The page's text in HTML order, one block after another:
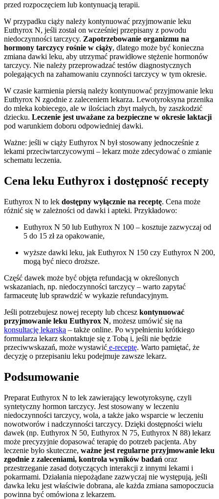
przed rozpoczęciem lub kontynuacją terapii.
W przypadku ciąży należy kontynuować przyjmowanie leku
Euthyrox N, jeśli został on wcześniej przepisany z powodu
niedoczynności tarczycy. Zapotrzebowanie organizmu na
hormony tarczycy rośnie w ciąży, dlatego może być konieczna
zmiana dawki leku, aby utrzymać prawidłowe stężenie hormonów
tarczycy. Nie należy przeprowadzać testów diagnostycznych
polegających na zahamowaniu czynności tarczycy w tym okresie.
W czasie karmienia piersią należy kontynuować przyjmowanie leku
Euthyrox N zgodnie z zaleceniem lekarza. Lewotyroksyna przenika
do mleka kobiecego, ale w ilościach zbyt małych, by zaszkodzić
dziecku. Leczenie jest uważane za bezpieczne w okresie laktacji
pod warunkiem doboru odpowiedniej dawki.
Ważne: jeśli w ciąży Euthyrox N był stosowany jednocześnie z
lekami przeciwtarczycowymi – lekarz może zdecydować o zmianie
schematu leczenia.
Cena leku Euthyrox i dostępność recepty
Euthyrox N to lek dostępny wyłącznie na receptę. Cena może
różnić się w zależności od dawki i apteki. Przykładowo:
Euthyrox N 50 lub Euthyrox N 100 – kosztuje zazwyczaj od
5 do 15 zł za opakowanie,
wyższe dawki leku, jak Euthyrox N 150 czy Euthyrox N 200,
mogą być nieco droższe.
Część dawek może być objęta refundacją w określonych
wskazaniach, np. niedoczynności tarczycy – warto zapytać
farmaceutę lub sprawdzić w wykazie refundacyjnym.
Jeśli potrzebujesz nowej recepty lub chcesz kontynuować
przyjmowanie leku Euthyrox N, możesz umówić się na
konsultację lekarską – także online. Po wypełnieniu krótkiego
formularza lekarz skontaktuje się z Tobą i, jeśli nie będzie
przeciwwskazań, może wystawić e-receptę. Warto pamiętać, że
decyzję o przepisaniu leku podejmuje zawsze lekarz.
Podsumowanie
Preparat Euthyrox N to lek zawierający lewotyroksynę, czyli
syntetyczny hormon tarczycy. Jest stosowany w leczeniu
niedoczynności tarczycy, wola, a także jako wsparcie w leczeniu
nowotworów i nadczynności tarczycy. Dzięki dostępności wielu
dawek (np. Euthyrox N 50, Euthyrox N 75, Euthyrox N 88) lekarz
może precyzyjnie dopasować terapię do potrzeb pacjenta. Aby
leczenie było skuteczne, ważne jest regularne przyjmowanie leku
zgodnie z zaleceniami, kontrola wyników badań oraz
przestrzeganie zasad dotyczących interakcji z innymi lekami i
pokarmami. Działania niepożądane zazwyczaj nie występują, jeśli
dawka leku jest właściwie dobrana, ale każda zmiana samopoczucia
powinna być omówiona z lekarzem.